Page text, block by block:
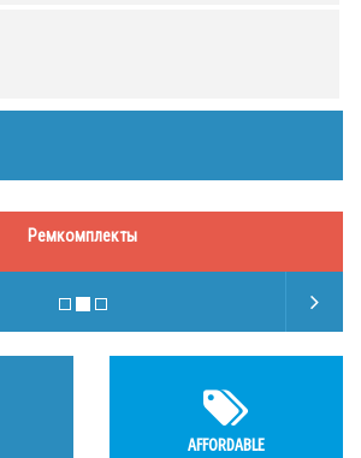
Ремкомплекты
AFFORDABLE